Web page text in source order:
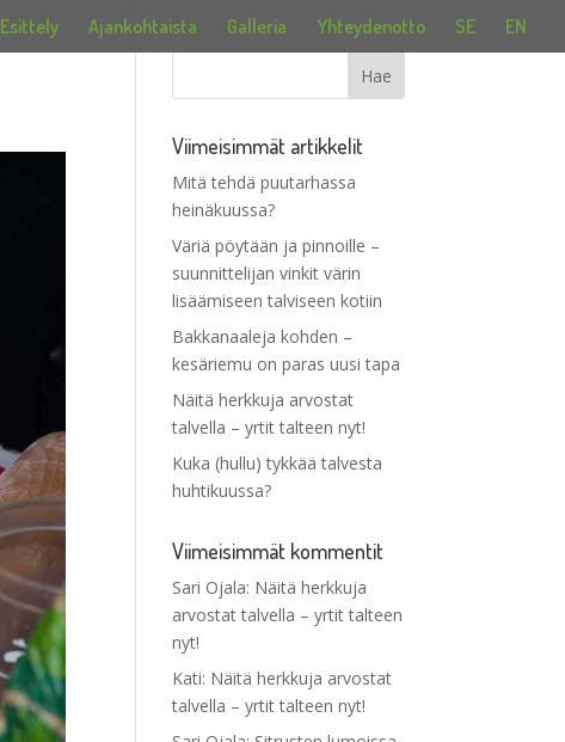
Esittely Ajankohtaista Galleria Yhteydenotto SE EN
Viimeisimmät artikkelit
Mitä tehdä puutarhassa
heinäkuussa?
Väriä pöytään ja pinnoille –
suunnittelijan vinkit värin
lisäämiseen talviseen kotiin
Bakkanaaleja kohden –
kesäriemu on paras uusi tapa
Näitä herkkuja arvostat
talvella – yrtit talteen nyt!
Kuka (hullu) tykkää talvesta
huhtikuussa?
Viimeisimmät kommentit
Sari Ojala: Näitä herkkuja
arvostat talvella – yrtit talteen
nyt!
Kati: Näitä herkkuja arvostat
talvella – yrtit talteen nyt!